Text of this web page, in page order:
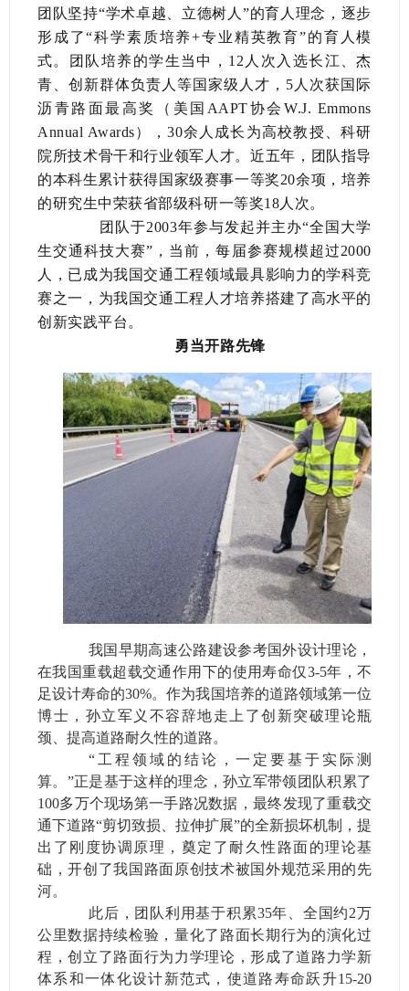
团队坚持“学术卓越、立德树人”的育人理念，逐步
形成了“科学素质培养+专业精英教育”的育人模
式。团队培养的学生当中，12人次入选长江、杰
青、创新群体负责人等国家级人才，5人次获国际
沥青路面最高奖（美国AAPT协会W.J. Emmons
Annual Awards），30余人成长为高校教授、科研
院所技术骨干和行业领军人才。近五年，团队指导
的本科生累计获得国家级赛事一等奖20余项，培养
的研究生中荣获省部级科研一等奖18人次。
团队于2003年参与发起并主办“全国大学
生交通科技大赛”，当前，每届参赛规模超过2000
人，已成为我国交通工程领域最具影响力的学科竞
赛之一，为我国交通工程人才培养搭建了高水平的
创新实践平台。
勇当开路先锋
我国早期高速公路建设参考国外设计理论，
在我国重载超载交通作用下的使用寿命仅3-5年，不
足设计寿命的30%。作为我国培养的道路领域第一位
博士，孙立军义不容辞地走上了创新突破理论瓶
颈、提高道路耐久性的道路。
“工程领域的结论，一定要基于实际测
算。”正是基于这样的理念，孙立军带领团队积累了
100多万个现场第一手路况数据，最终发现了重载交
通下道路“剪切致损、拉伸扩展”的全新损坏机制，提
出了刚度协调原理，奠定了耐久性路面的理论基
础，开创了我国路面原创技术被国外规范采用的先
河。
此后，团队利用基于积累35年、全国约2万
公里数据持续检验，量化了路面长期行为的演化过
程，创立了路面行为力学理论，形成了道路力学新
体系和一体化设计新范式，使道路寿命跃升15-20